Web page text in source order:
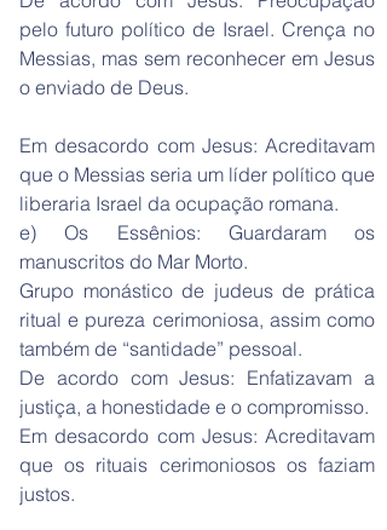
pelo futuro político de Israel. Crença no
Messias, mas sem reconhecer em Jesus
o enviado de Deus.
Em desacordo com Jesus: Acreditavam
que o Messias seria um líder político que
liberaria Israel da ocupação romana.
e) Os Essênios: Guardaram os
manuscritos do Mar Morto.
Grupo monástico de judeus de prática
ritual e pureza cerimoniosa, assim como
também de “santidade” pessoal.
De acordo com Jesus: Enfatizavam a
justiça, a honestidade e o compromisso.
Em desacordo com Jesus: Acreditavam
que os rituais cerimoniosos os faziam
justos.